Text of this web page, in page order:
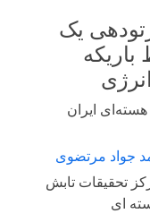
یک
ایران
جواد مرتضوی
تحقیقات تابش
ای